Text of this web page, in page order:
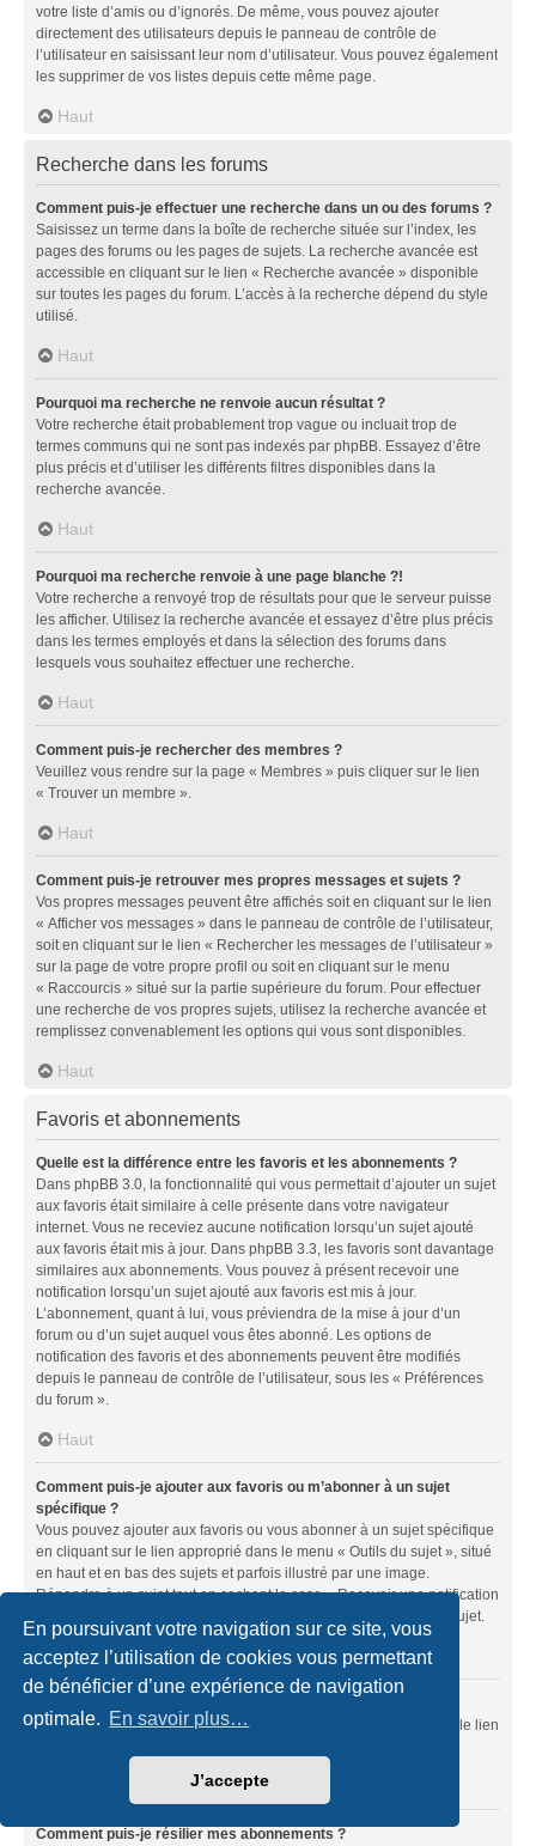
En poursuivant votre navigation sur ce site, vous
acceptez l’utilisation de cookies vous permettant
de bénéficier d’une expérience de navigation
optimale. En savoir plus…
J’accepte
votre liste d’amis ou d’ignorés. De même, vous pouvez ajouter
directement des utilisateurs depuis le panneau de contrôle de
l’utilisateur en saisissant leur nom d’utilisateur. Vous pouvez également
les supprimer de vos listes depuis cette même page.
Haut
Recherche dans les forums
Comment puis-je effectuer une recherche dans un ou des forums ?
Saisissez un terme dans la boîte de recherche située sur l’index, les
pages des forums ou les pages de sujets. La recherche avancée est
accessible en cliquant sur le lien « Recherche avancée » disponible
sur toutes les pages du forum. L’accès à la recherche dépend du style
utilisé.
Haut
Pourquoi ma recherche ne renvoie aucun résultat ?
Votre recherche était probablement trop vague ou incluait trop de
termes communs qui ne sont pas indexés par phpBB. Essayez d’être
plus précis et d’utiliser les différents filtres disponibles dans la
recherche avancée.
Haut
Pourquoi ma recherche renvoie à une page blanche ?!
Votre recherche a renvoyé trop de résultats pour que le serveur puisse
les afficher. Utilisez la recherche avancée et essayez d’être plus précis
dans les termes employés et dans la sélection des forums dans
lesquels vous souhaitez effectuer une recherche.
Haut
Comment puis-je rechercher des membres ?
Veuillez vous rendre sur la page « Membres » puis cliquer sur le lien
« Trouver un membre ».
Haut
Comment puis-je retrouver mes propres messages et sujets ?
Vos propres messages peuvent être affichés soit en cliquant sur le lien
« Afficher vos messages » dans le panneau de contrôle de l’utilisateur,
soit en cliquant sur le lien « Rechercher les messages de l’utilisateur »
sur la page de votre propre profil ou soit en cliquant sur le menu
« Raccourcis » situé sur la partie supérieure du forum. Pour effectuer
une recherche de vos propres sujets, utilisez la recherche avancée et
remplissez convenablement les options qui vous sont disponibles.
Haut
Favoris et abonnements
Quelle est la différence entre les favoris et les abonnements ?
Dans phpBB 3.0, la fonctionnalité qui vous permettait d’ajouter un sujet
aux favoris était similaire à celle présente dans votre navigateur
internet. Vous ne receviez aucune notification lorsqu’un sujet ajouté
aux favoris était mis à jour. Dans phpBB 3.3, les favoris sont davantage
similaires aux abonnements. Vous pouvez à présent recevoir une
notification lorsqu’un sujet ajouté aux favoris est mis à jour.
L’abonnement, quant à lui, vous préviendra de la mise à jour d’un
forum ou d’un sujet auquel vous êtes abonné. Les options de
notification des favoris et des abonnements peuvent être modifiés
depuis le panneau de contrôle de l’utilisateur, sous les « Préférences
du forum ».
Haut
Comment puis-je ajouter aux favoris ou m’abonner à un sujet
spécifique ?
Vous pouvez ajouter aux favoris ou vous abonner à un sujet spécifique
en cliquant sur le lien approprié dans le menu « Outils du sujet », situé
en haut et en bas des sujets et parfois illustré par une image.
Répondre à un sujet tout en cochant la case « Recevoir une notification
lorsqu’une réponse est publiée » équivaut à vous abonner à ce sujet.
Haut
Vous pouvez vous abonner à un forum spécifique en cliquant sur le lien
Comment puis-je résilier mes abonnements ?